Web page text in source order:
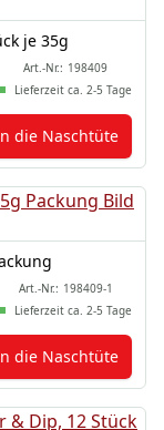
je 35g
Art.-Nr.: 198409
Lieferzeit ca. 2-5 Tage
die Naschtüte
Art.-Nr.: 198409-1
Lieferzeit ca. 2-5 Tage
die Naschtüte